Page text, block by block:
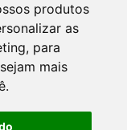
produtos
as
, para
mais
.
Comprar agora:
kg
SUPER OFERTA